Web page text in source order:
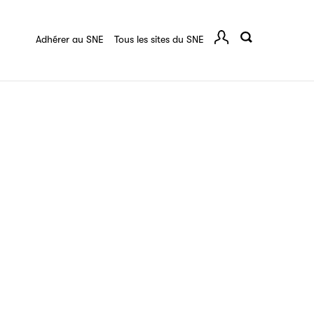
Adhérer au SNE Tous les sites du SNE